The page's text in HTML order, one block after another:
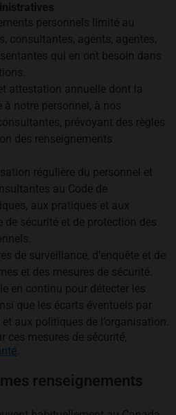
personnels limité au
consultantes, agents, agentes,
qui en ont besoin dans
attestation annuelle dont la
à notre personnel, à nos
prévoyant des règles
des renseignements
régulière du personnel et
au Code de
aux pratiques et aux
de sécurité et de protection des
de surveillance, d’enquête et de
et des mesures de sécurité.
en continu pour détecter les
que les écarts éventuels par
aux politiques de l’organisation.
ces mesures de sécurité,
renseignements